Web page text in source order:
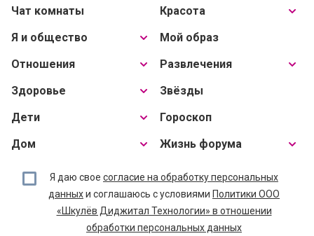
Чат комнаты
Я и общество
Отношения
Здоровье
Дети
Дом
Красота
Мой образ
Развлечения
Звёзды
Гороскоп
Жизнь форума
Я даю свое согласие на обработку персональных
данныхи соглашаюсь с условиями Политики ООО
«Шкулёв Диджитал Технологии» в отношении
обработки персональных данных